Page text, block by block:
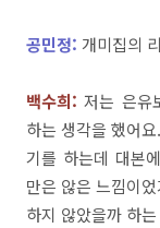
공민정: 개미집의
백수희: 저는 은유
하는 생각을 했어요.
기를 하는데 대본
만은 않은 느낌이
하지 않았을까 하는